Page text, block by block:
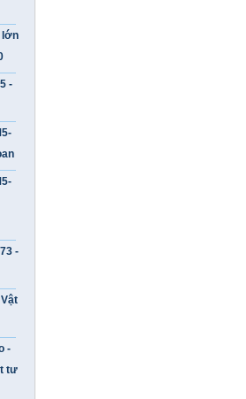
lớn
-
-
-
tư